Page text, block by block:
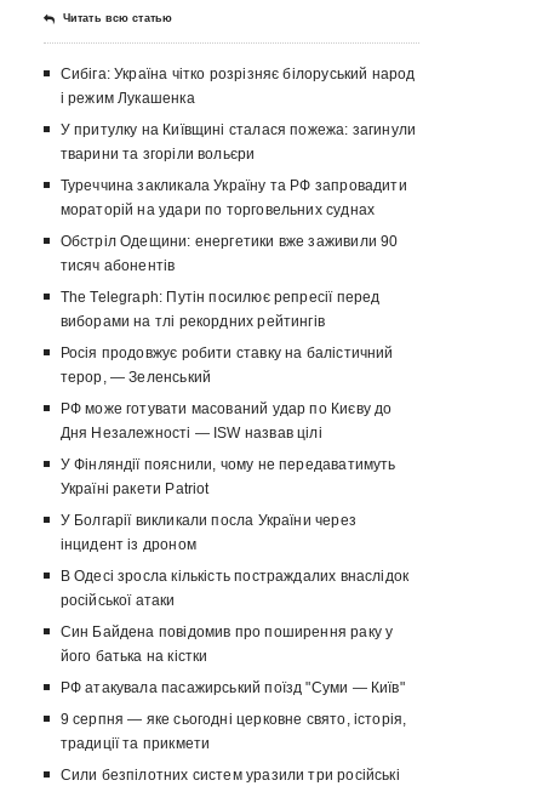
Читать всю статью
Сибіга: Україна чітко розрізняє білоруський народ
і режим Лукашенка
У притулку на Київщині сталася пожежа: загинули
тварини та згоріли вольєри
Туреччина закликала Україну та РФ запровадити
мораторій на удари по торговельних суднах
Обстріл Одещини: енергетики вже заживили 90
тисяч абонентів
The Telegraph: Путін посилює репресії перед
виборами на тлі рекордних рейтингів
Росія продовжує робити ставку на балістичний
терор, — Зеленський
РФ може готувати масований удар по Києву до
Дня Незалежності — ISW назвав цілі
У Фінляндії пояснили, чому не передаватимуть
Україні ракети Patriot
У Болгарії викликали посла України через
інцидент із дроном
В Одесі зросла кількість постраждалих внаслідок
російської атаки
Син Байдена повідомив про поширення раку у
його батька на кістки
РФ атакувала пасажирський поїзд "Суми — Київ"
9 серпня — яке сьогодні церковне свято, історія,
традиції та прикмети
Сили безпілотних систем уразили три російські